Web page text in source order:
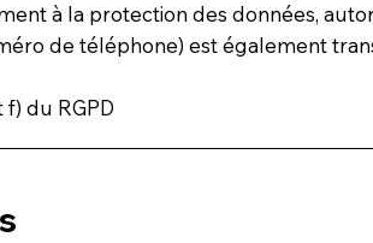
à la protection des données,
de téléphone) est également
f) du RGPD